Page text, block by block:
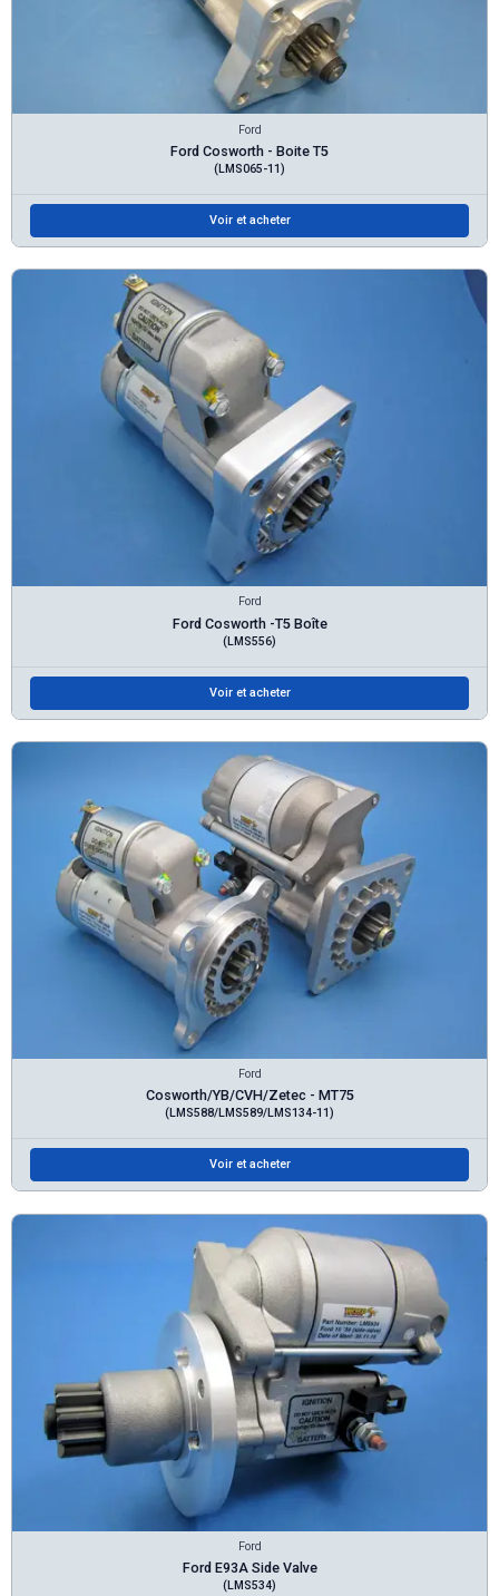
Ford
Ford Cosworth - Boite T5
(LMS065-11)
Voir et acheter
Ford
Ford Cosworth -T5 Boîte
(LMS556)
Voir et acheter
Ford
Cosworth/YB/CVH/Zetec - MT75
(LMS588/LMS589/LMS134-11)
Voir et acheter
Ford
Ford E93A Side Valve
(LMS534)